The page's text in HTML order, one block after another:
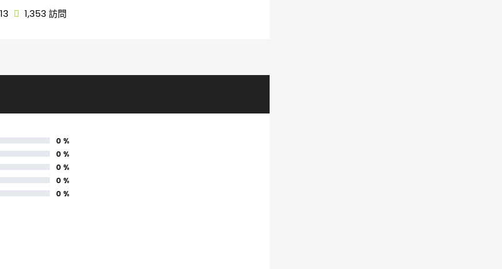
1,353 訪問
0 %
0 %
0 %
0 %
0 %